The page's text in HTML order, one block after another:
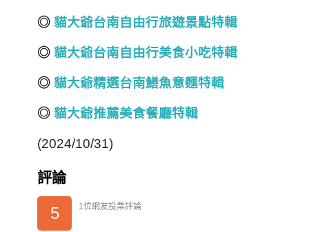
◎ 貓大爺台南自由行旅遊景點特輯
◎ 貓大爺台南自由行美食小吃特輯
◎ 貓大爺精選台南鱔魚意麵特輯
◎ 貓大爺推薦美食餐廳特輯
(2024/10/31)
評論
5 1位網友投票評論